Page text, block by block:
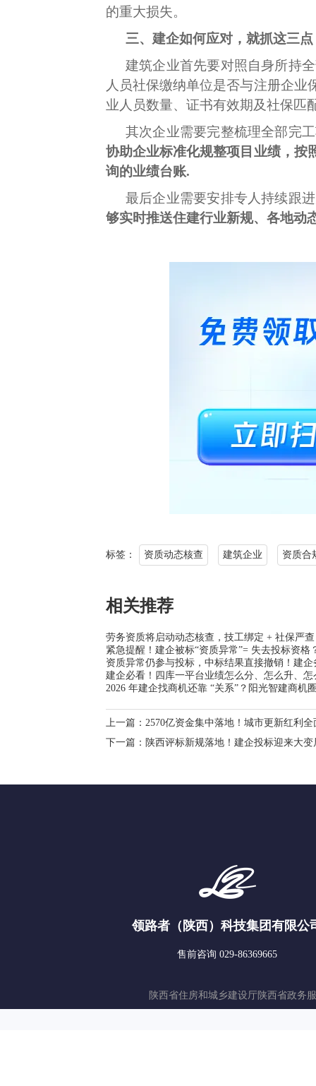
的重大损失。
三、建企如何应对，就抓这三点
建筑企业首先要对照自身所持
人员社保缴纳单位是否与注册企
业人员数量、证书有效期及社保匹
其次企业需要完整梳理全部完
协助企业标准化规整项目业绩，按
询的业绩台账.
最后企业需要安排专人持续跟
够实时推送住建行业新规、各地动
标签： 资质动态核查 建筑企业 资质合
相关推荐
劳务资质将启动动态核查，技工绑定 + 社保严
紧急提醒！建企被标“资质异常”= 失去投标资格
资质异常仍参与投标，中标结果直接撤销！建
建企必看！四库一平台业绩怎么分、怎么升、
2026 年建企找商机还靠 “关系”？阳光智建商机
上一篇： 2570亿资金集中落地！城市更新红利
下一篇： 陕西评标新规落地！建企投标迎来大
领路者（陕西）科技集团有限公
售前咨询 029-86369665
陕西省住房和城乡建设厅陕西省政务